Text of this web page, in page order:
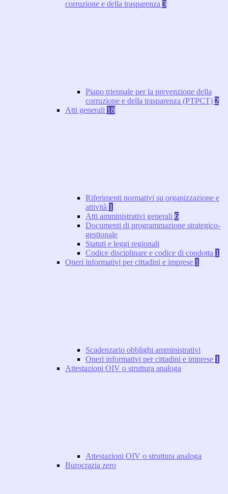
corruzione e della trasparenza 3
Piano triennale per la prevenzione della
corruzione e della trasparenza (PTPCT) 2
Atti generali 18
Riferimenti normativi su organizzazione e
attività 1
Atti amministrativi generali 6
Documenti di programmazione strategico-
gestionale
Statuti e leggi regionali
Codice disciplinare e codice di condotta 1
Oneri informativi per cittadini e imprese 1
Scadenzario obblighi amministrativi
Oneri informativi per cittadini e imprese 1
Attestazioni OIV o struttura analoga
Attestazioni OIV o struttura analoga
Burocrazia zero